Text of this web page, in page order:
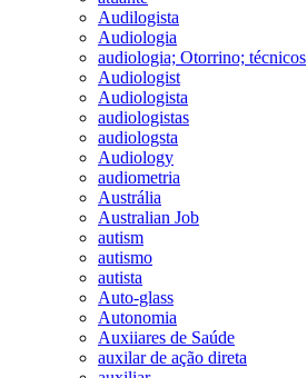
Audilogista
Audiologia
audiologia; Otorrino; técnicos
Audiologist
Audiologista
audiologistas
audiologsta
Audiology
audiometria
Austrália
Australian Job
autism
autismo
autista
Auto-glass
Autonomia
Auxiiares de Saúde
auxilar de ação direta